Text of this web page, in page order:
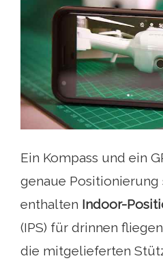
Ein Kompass und ein
genaue Positionierung
enthalten Indoor-
(IPS) für drinnen
die mitgelieferten